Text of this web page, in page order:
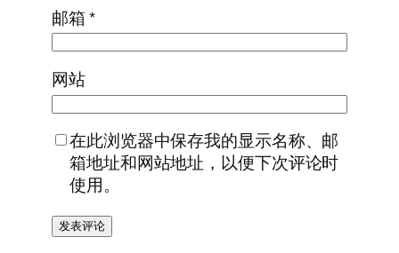
邮箱*
网站
在此浏览器中保存我的显示名称、邮
箱地址和网站地址，以便下次评论时
使用。